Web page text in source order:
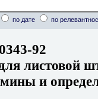
по дате по
92
листовой
и